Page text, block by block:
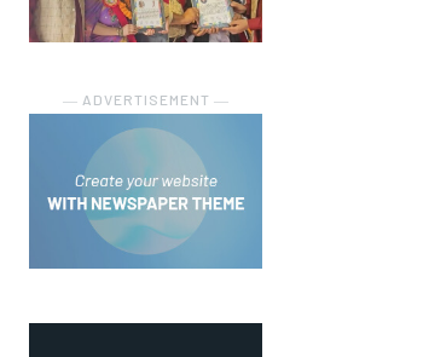
― ADVERTISEMENT ―